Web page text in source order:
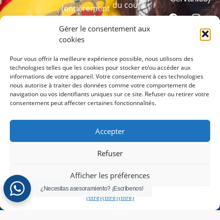
Gérer le consentement aux
cookies
Pour vous offrir la meilleure expérience possible, nous utilisons des
technologies telles que les cookies pour stocker et/ou accéder aux
informations de votre appareil. Votre consentement à ces technologies
nous autorise à traiter des données comme votre comportement de
navigation ou vos identifiants uniques sur ce site. Refuser ou retirer votre
consentement peut affecter certaines fonctionnalités.
Accepter
Refuser
Afficher les préférences
{titre}{titre}{titre}
test de
Passez
notre test
de langue
pour
connaître
votre niveau
PASSEZ
(entièrement
Programmes
linguistique
sur mesure
du cours
¿Necesitas asesoramiento? ¡Escríbenos!